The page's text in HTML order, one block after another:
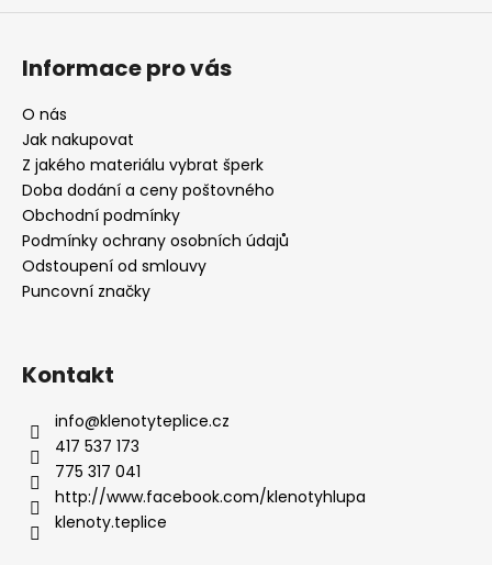
Informace pro vás
O nás
Jak nakupovat
Z jakého materiálu vybrat šperk
Doba dodání a ceny poštovného
Obchodní podmínky
Podmínky ochrany osobních údajů
Odstoupení od smlouvy
Puncovní značky
Kontakt
info@klenotyteplice.cz
417 537 173
775 317 041
http://www.facebook.com/klenotyhlupa
klenoty.teplice